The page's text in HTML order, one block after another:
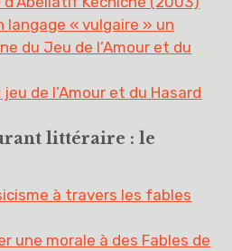
langage « vulgaire » un
du Jeu de l’Amour et du
de l’Amour et du Hasard
littéraire : le
à travers les fables
une morale à des Fables de